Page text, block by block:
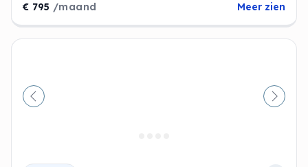
€ 795 /maand Meer zien
Vorige